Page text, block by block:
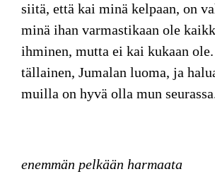
siitä, että kai minä kelpaan, on
minä ihan varmastikaan ole
ihminen, mutta ei kai kukaan
tällainen, Jumalan luoma, ja
muilla on hyvä olla mun
enemmän pelkään harmaata